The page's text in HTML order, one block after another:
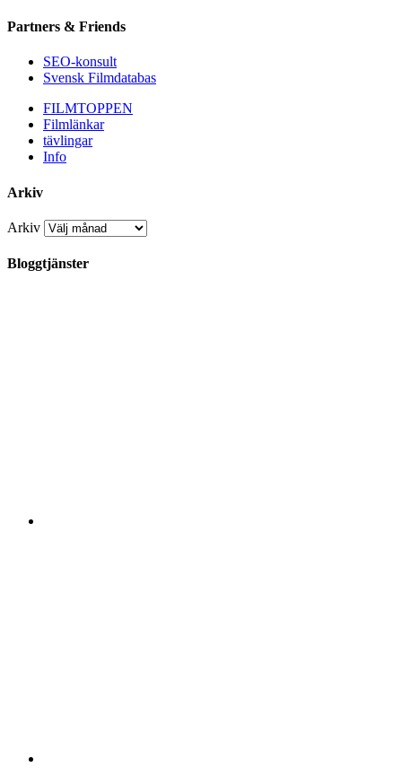
Partners & Friends
SEO-konsult
Svensk Filmdatabas
FILMTOPPEN
Filmlänkar
tävlingar
Info
Arkiv
Arkiv
Bloggtjänster